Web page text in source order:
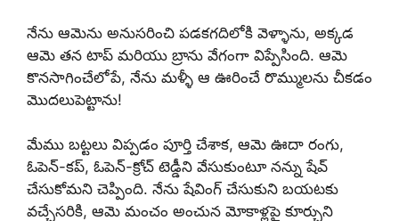
నేను ఆమెను అనుసరించి పడకగదిలోకి వెళ్ళాను, అక్కడ
ఆమె తన టాప్ మరియు బ్రాను వేగంగా విప్పేసింది. ఆమె
కొనసాగించేలోపే, నేను మళ్ళీ ఆ ఊరించే రొమ్ములను చీకడం
మొదలుపెట్టాను!
మేము బట్టలు విప్పడం పూర్తి చేశాక, ఆమె ఊదా రంగు,
ఓపెన్-కప్, ఓపెన్-క్రోచ్ టెడ్డీని వేసుకుంటూ నన్ను షేవ్
చేసుకోమని చెప్పింది. నేను షేవింగ్ చేసుకుని బయటకు
వచ్చేసరికి, ఆమె మంచం అంచున మోకాళ్లపై కూర్చుని